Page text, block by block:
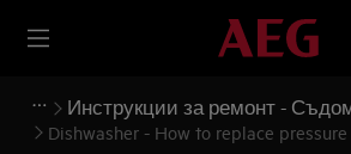
Инструкции за ремонт -
Dishwasher - How to replace